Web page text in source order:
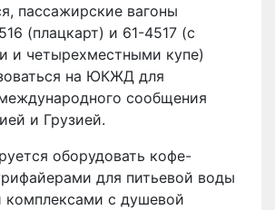
пассажирские вагоны
(плацкарт) и 61-4517 (с
и четырехместными купе)
на ЮКЖД для
сообщения
и Грузией.
оборудовать кофе-
для питьевой воды
комплексами с душевой